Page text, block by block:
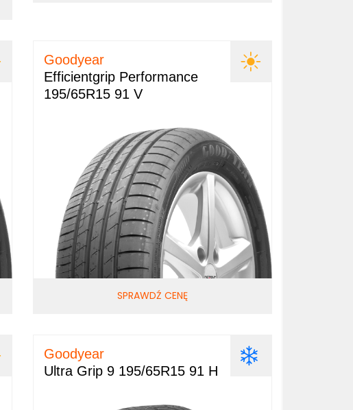
Goodyear
Efficientgrip Performance
195/65R15 91 V
SPRAWDŹ CENĘ
Goodyear
Ultra Grip 9 195/65R15 91 H